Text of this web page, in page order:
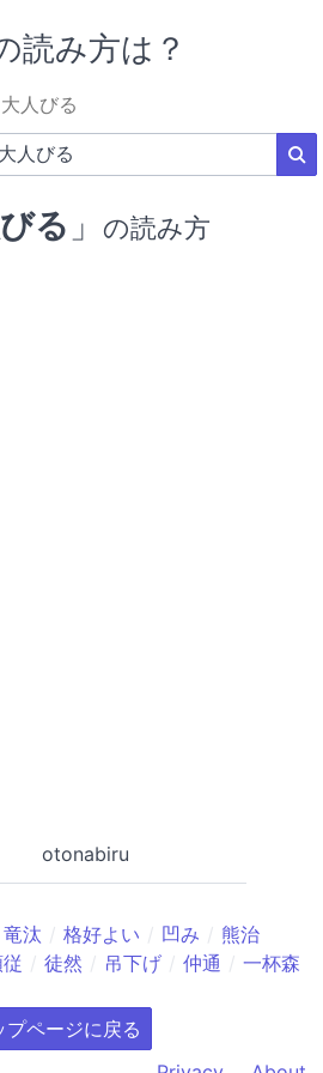
読み方は？
大人びる
る 」 の読み方
otonabiru
竜汰 格好よい 凹み
熊治
徒然 吊下げ 仲通 一杯森
プページに戻る